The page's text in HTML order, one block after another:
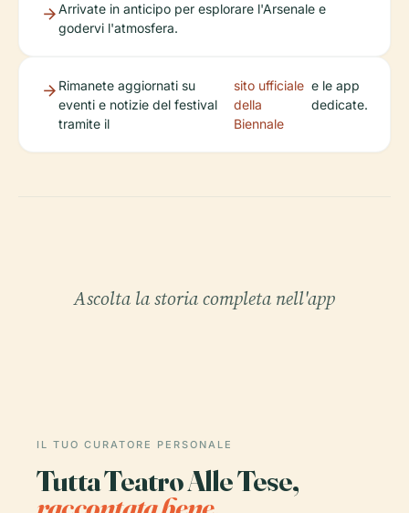
Arrivate in anticipo per esplorare l'Arsenale e
godervi l'atmosfera.
Rimanete aggiornati su
eventi e notizie del festival
tramite il
sito ufficiale
della
Biennale
e le app
dedicate.
Ascolta la storia completa nell'app
IL TUO CURATORE PERSONALE
Tutta Teatro Alle Tese,